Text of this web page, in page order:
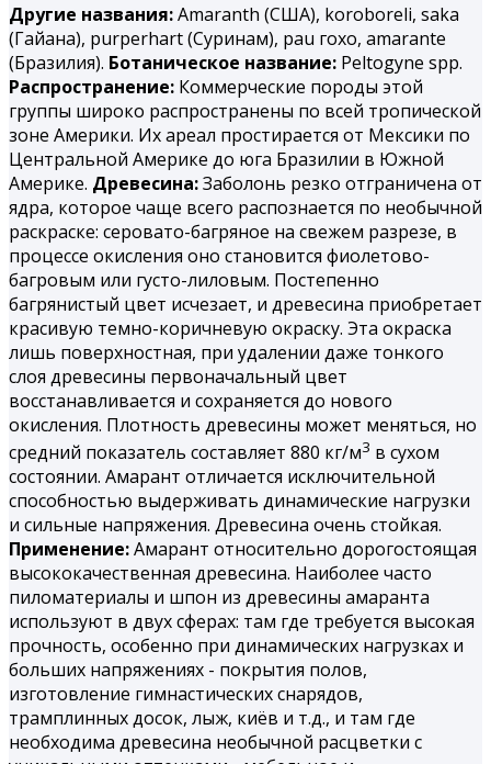
Другие названия:Amaranth (США), koroboreli, saka
(Гайана), purperhart (Суринам), раu гохо, amarantе
(Бразилия). Ботаническое название: Peltogyne spp.
Распространение: Коммерческие породы этой
группы широко распространены по всей тропической
зоне Америки. Их ареал простирается от Мексики по
Центральной Америке до юга Бразилии в Южной
Америке. Древесина:Заболонь резко отграничена от
ядра, которое чаще всего распознается по необычной
раскраске: серовато-багряное на свежем разрезе, в
процессе окисления оно становится фиолетово-
багровым или густо-лиловым. Постепенно
багрянистый цвет исчезает, и древесина приобретает
красивую темно-коричневую окраску. Эта окраска
лишь поверхностная, при удалении даже тонкого
слоя древесины первоначальный цвет
восстанавливается и сохраняется до нового
окисления. Плотность древесины может меняться, но
средний показатель составляет 880 кг/м3 в сухом
состоянии. Амарант отличается исключительной
способностью выдерживать динамические нагрузки
и сильные напряжения. Древесина очень стойкая.
Применение:Амарант относительно дорогостоящая
высококачественная древесина. Наиболее часто
пиломатериалы и шпон из древесины амаранта
используют в двух сферах: там где требуется высокая
прочность, особенно при динамических нагрузках и
больших напряжениях - покрытия полов,
изготовление гимнастических снарядов,
трамплинных досок, лыж, киёв и т.д., и там где
необходима древесина необычной расцветки с